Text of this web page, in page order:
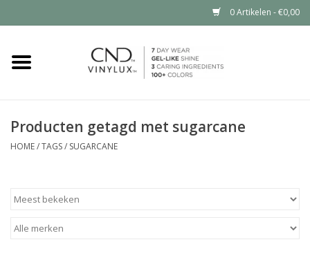
0 Artikelen - €0,00
Home
Nailart voor jou
Producten getagd met sugarcane
HOME/TAGS/ SUGARCANE